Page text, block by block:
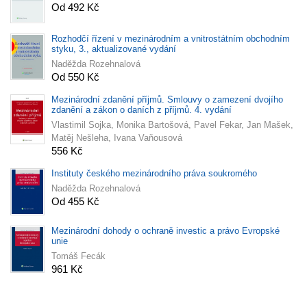
Od 492 Kč
Rozhodčí řízení v mezinárodním a vnitrostátním obchodním
styku, 3., aktualizované vydání
Naděžda Rozehnalová
Od 550 Kč
Mezinárodní zdanění příjmů. Smlouvy o zamezení dvojího
zdanění a zákon o daních z příjmů. 4. vydání
Vlastimil Sojka, Monika Bartošová, Pavel Fekar, Jan Mašek,
Matěj Nešleha, Ivana Vaňousová
556 Kč
Instituty českého mezinárodního práva soukromého
Naděžda Rozehnalová
Od 455 Kč
Mezinárodní dohody o ochraně investic a právo Evropské
unie
Tomáš Fecák
961 Kč